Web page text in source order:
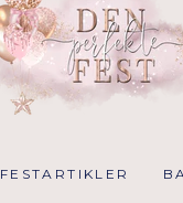
FESTARTIKLER